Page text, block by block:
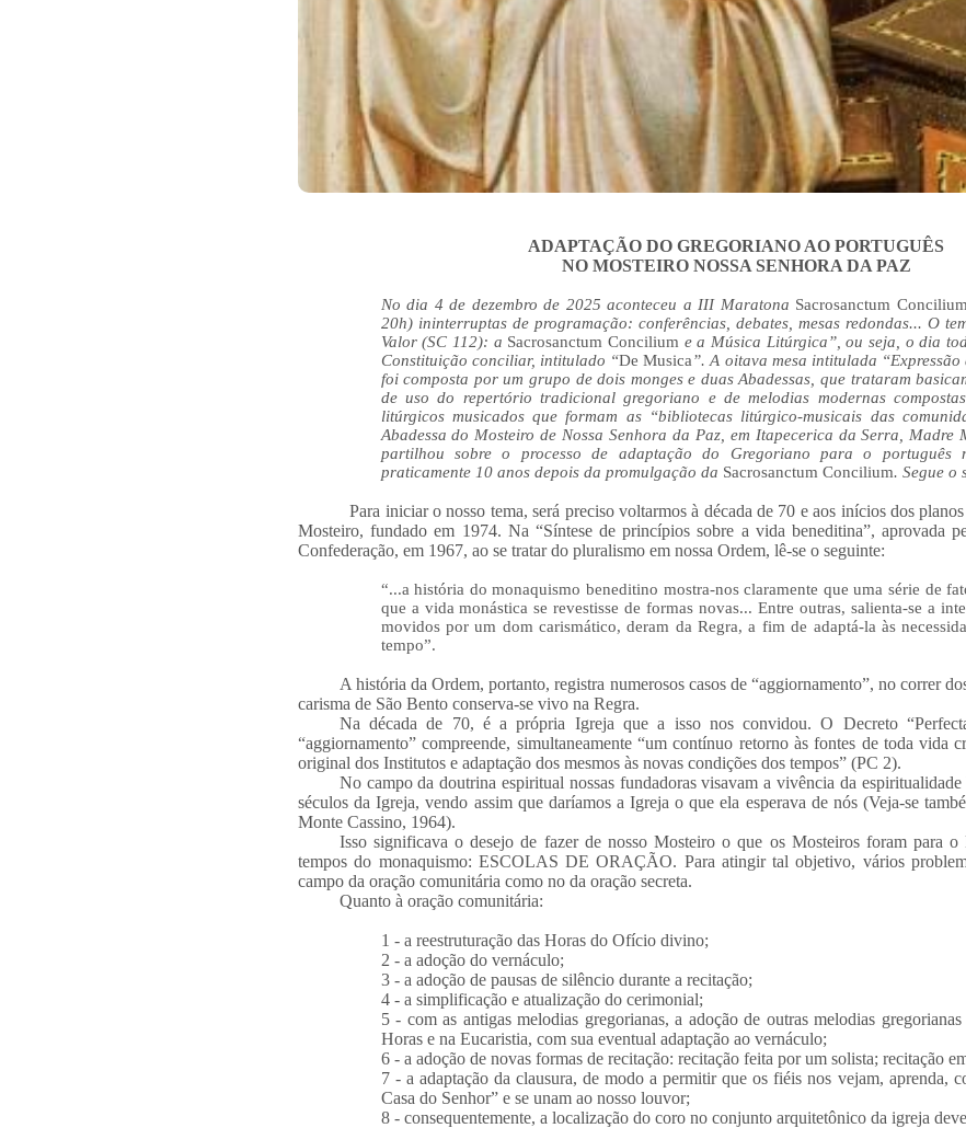
ADAPTAÇÃO DO GREGORIANO AO PORTUGUÊS
NO MOSTEIRO NOSSA SENHORA DA PAZ
No dia 4 de dezembro de 2025 aconteceu a III Maratona Sacrosanctum Concilium
20h) ininterruptas de programação: conferências, debates, mesas redondas... O
Valor (SC 112): a Sacrosanctum Concilium e a Música Litúrgica”, ou seja, o dia
Constituição conciliar, intitulado “De Musica”. A oitava mesa intitulada
foi composta por um grupo de dois monges e duas Abadessas, que trataram
de uso do repertório tradicional gregoriano e de melodias modernas
litúrgicos musicados que formam as “bibliotecas litúrgico-musicais das
Abadessa do Mosteiro de Nossa Senhora da Paz, em Itapecerica da Serra, Madre
partilhou sobre o processo de adaptação do Gregoriano para o português
praticamente 10 anos depois da promulgação da Sacrosanctum Concilium. Segue o
Para iniciar o nosso tema, será preciso voltarmos à década de 70 e aos inícios dos
Mosteiro, fundado em 1974. Na “Síntese de princípios sobre a vida beneditina”, aprovada
Confederação, em 1967, ao se tratar do pluralismo em nossa Ordem, lê-se o seguinte:
“...a história do monaquismo beneditino mostra-nos claramente que uma série de
que a vida monástica se revestisse de formas novas... Entre outras, salienta-se a
movidos por um dom carismático, deram da Regra, a fim de adaptá-la às
tempo”.
A história da Ordem, portanto, registra numerosos casos de “aggiornamento”, no correr
carisma de São Bento conserva-se vivo na Regra.
Na década de 70, é a própria Igreja que a isso nos convidou. O Decreto
“aggiornamento” compreende, simultaneamente “um contínuo retorno às fontes de toda vida
original dos Institutos e adaptação dos mesmos às novas condições dos tempos” (PC 2).
No campo da doutrina espiritual nossas fundadoras visavam a vivência da
séculos da Igreja, vendo assim que daríamos a Igreja o que ela esperava de nós (Veja-se
Monte Cassino, 1964).
Isso significava o desejo de fazer de nosso Mosteiro o que os Mosteiros foram para
tempos do monaquismo: ESCOLAS DE ORAÇÃO. Para atingir tal objetivo, vários
campo da oração comunitária como no da oração secreta.
Quanto à oração comunitária:
1 - a reestruturação das Horas do Ofício divino;
2 - a adoção do vernáculo;
3 - a adoção de pausas de silêncio durante a recitação;
4 - a simplificação e atualização do cerimonial;
5 - com as antigas melodias gregorianas, a adoção de outras melodias
Horas e na Eucaristia, com sua eventual adaptação ao vernáculo;
6 - a adoção de novas formas de recitação: recitação feita por um solista; recitação
7 - a adaptação da clausura, de modo a permitir que os fiéis nos vejam, aprenda,
Casa do Senhor” e se unam ao nosso louvor;
8 - consequentemente, a localização do coro no conjunto arquitetônico da igreja